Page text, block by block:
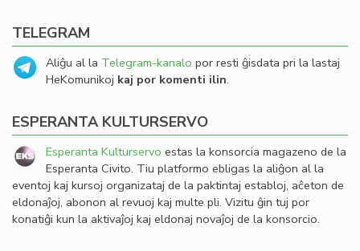
TELEGRAM
Aliĝu al la Telegram-kanalo por resti ĝisdata pri la lastaj
HeKomunikoj kaj por komenti ilin.
ESPERANTA KULTURSERVO
Esperanta Kulturservo estas la konsorcia magazeno de la
Esperanta Civito. Tiu platformo ebligas la aliĝon al la
eventoj kaj kursoj organizataj de la paktintaj establoj, aĉeton de
eldonaĵoj, abonon al revuoj kaj multe pli. Vizitu ĝin tuj por
konatiĝi kun la aktivaĵoj kaj eldonaj novaĵoj de la konsorcio.